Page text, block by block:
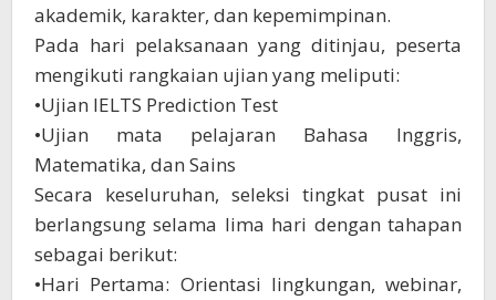
akademik, karakter, dan kepemimpinan.
Pada hari pelaksanaan yang ditinjau, peserta
mengikuti rangkaian ujian yang meliputi:
•Ujian IELTS Prediction Test
•Ujian mata pelajaran Bahasa Inggris,
Matematika, dan Sains
Secara keseluruhan, seleksi tingkat pusat ini
berlangsung selama lima hari dengan tahapan
sebagai berikut:
•Hari Pertama: Orientasi lingkungan, webinar,